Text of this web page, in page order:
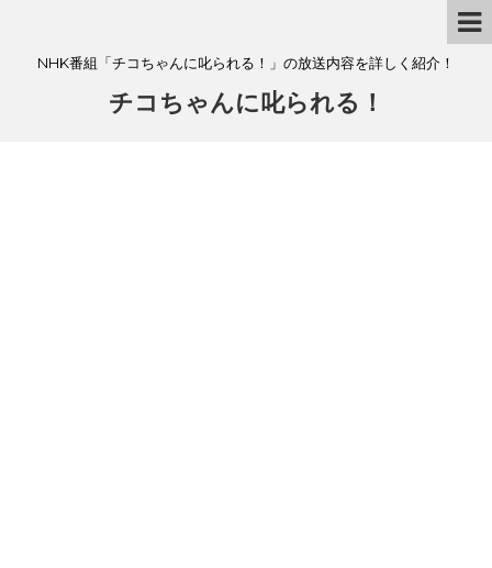
NHK番組「チコちゃんに叱られる！」の放送内容を詳しく紹介！
チコちゃんに叱られる！